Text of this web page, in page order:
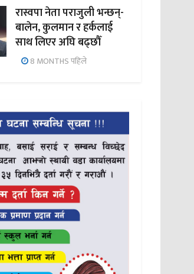
रास्वपा नेता पराजुली भन्छन्-
बालेन, कुलमान र हर्कलाई
साथ लिएर अघि बढ्छौँ
8 MONTHS पहिले